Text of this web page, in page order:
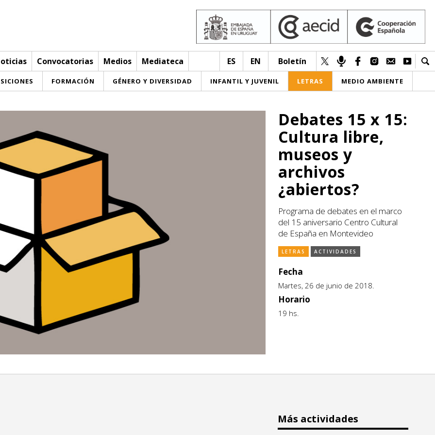
Convocatorias Medios Mediateca ES EN Boletín
FORMACIÓN GÉNERO Y DIVERSIDAD INFANTIL Y JUVENIL LETRAS MEDIO AMBIENTE
Debates 15 x 15:
Cultura libre,
museos y
archivos
¿abiertos?
Programa de debates en el marco
del 15 aniversario Centro Cultural
de España en Montevideo
LETRAS ACTIVIDADES
Fecha
Martes, 26 de junio de 2018.
Horario
19 hs.
Más actividades